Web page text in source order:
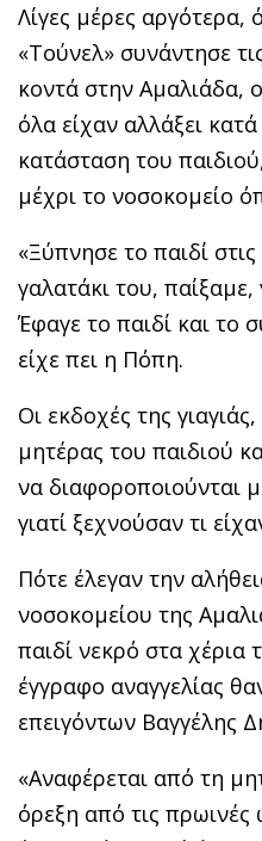
Λίγες μέρες αργότερα,
«Τούνελ» συνάντησε
κοντά στην Αμαλιάδα,
όλα είχαν αλλάξει
κατάσταση του
μέχρι το νοσοκομείο
«Ξύπνησε το παιδί
γαλατάκι του,
Έφαγε το παιδί και το
είχε πει η Πόπη.
Οι εκδοχές της
μητέρας του παιδιού
να διαφοροποιούνται
γιατί ξεχνούσαν τι
Πότε έλεγαν την
νοσοκομείου της
παιδί νεκρό στα χέρια
έγγραφο αναγγελίας
επειγόντων Βαγγέλης
«Αναφέρεται από τη
όρεξη από τις